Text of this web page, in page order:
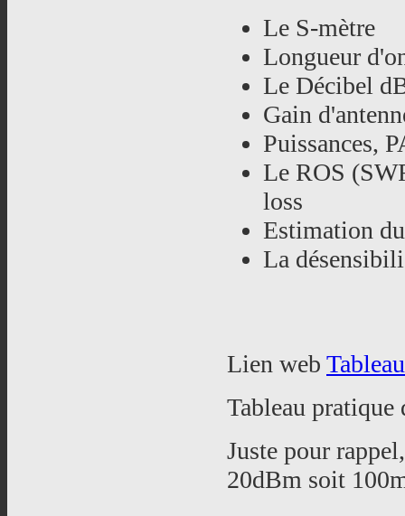
Le S-mètre
Longueur
Le Décibel
Gain
Puissances,
Le ROS
loss
Estimation
La
Lien web
Tableau
Juste pour
20dBm soit